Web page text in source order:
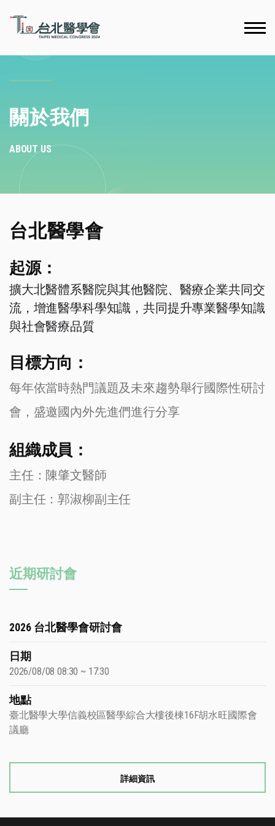
關於我們
ABOUT US
台北醫學會
起源：
擴大北醫體系醫院與其他醫院、醫療企業共同交
流，增進醫學科學知識，共同提升專業醫學知識
與社會醫療品質
目標方向：
每年依當時熱門議題及未來趨勢舉行國際性研討
會，盛邀國內外先進們進行分享
組織成員：
主任：陳肇文醫師
副主任：郭淑柳副主任
近期研討會
2026 台北醫學會研討會
日期
2026/08/08 08:30 ~ 17:30
地點
臺北醫學大學信義校區醫學綜合大樓後棟16F胡水旺國際會
議廳
詳細資訊